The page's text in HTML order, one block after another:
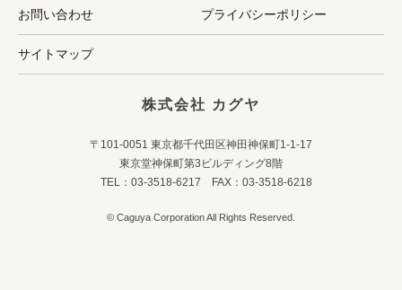
お問い合わせ プライバシーポリシー
サイトマップ
株式会社 カグヤ
〒101-0051 東京都千代田区神田神保町1-1-17
東京堂神保町第3ビルディング8階
TEL：03-3518-6217 FAX：03-3518-6218
© Caguya Corporation All Rights Reserved.